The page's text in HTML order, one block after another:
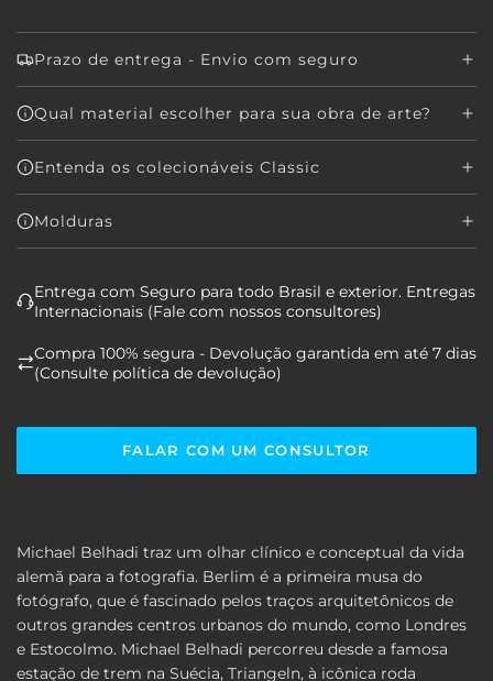
Prazo de entrega - Envio com seguro
Qual material escolher para sua obra de arte?
Entenda os colecionáveis Classic
Molduras
Entrega com Seguro para todo Brasil e exterior. Entregas
Internacionais (Fale com nossos consultores)
Compra 100% segura - Devolução garantida em até 7 dias
(Consulte política de devolução)
FALAR COM UM CONSULTOR
Michael Belhadi traz um olhar clínico e conceptual da vida
alemã para a fotografia. Berlim é a primeira musa do
fotógrafo, que é fascinado pelos traços arquitetônicos de
outros grandes centros urbanos do mundo, como Londres
e Estocolmo. Michael Belhadi percorreu desde a famosa
estação de trem na Suécia, Triangeln, à icônica roda